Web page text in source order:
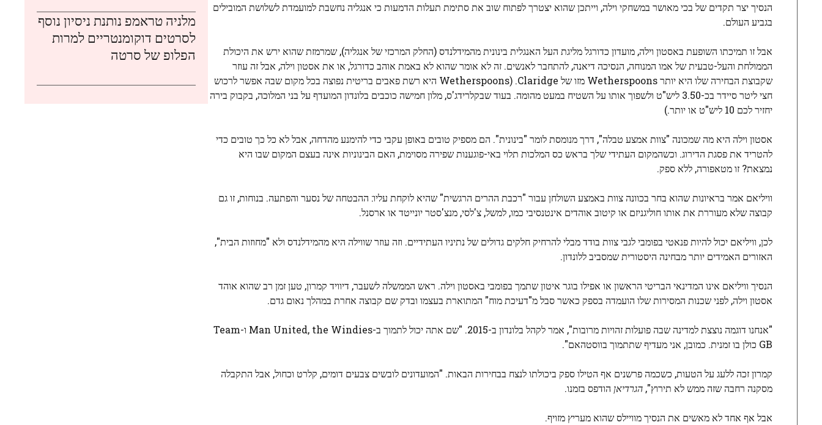
הנסיך יצר תקדים של בכי מאושר במשחקי וילה, וייתכן שהוא יצטרך לפתוח שוב את סתימת תעלות הדמעות כי אנגליה נחשבת למועמדת לשלושת המובילים
בגביע העולם.
אבל זו תמיכתו השופעת באסטון וילה, מועדון כדורגל מליגת העל האנגלית בינונית מהמידלנדס (החלק המרכזי של אנגליה), שמרמזת שהוא ירש את היכולת
הממולחת והעל-טבעית של אמו המנוחה, הנסיכה דיאנה, להתחבר לאנשים. זה לא אומר שהוא לא באמת אוהב כדורגל, או את אסטון וילה, אבל זה עוזר
שקבוצת הבחירה שלו היא יותר Wetherspoons מזו של Claridge. (Wetherspoons היא רשת פאבים בריטית נפוצה בכל מקום שבה אפשר לרכוש
חצי ליטר סיידר בכ-3.50 ליש"ט ולשפוך אותו על השטיח במעט מהומה. בעוד שבקלרידג'ס, מלון חמישה כוכבים בלונדון המועדף על בני המלוכה, בקבוק בירה
יחזיר לכם 10 ליש"ט או יותר.)
אסטון וילה היא מה שמכונה "צוות אמצע טבלה", דרך מנומסת לומר "בינונית". הם מספיק טובים באופן עקבי כדי להימנע מהדחה, אבל לא כל כך טובים כדי
להטריד את פסגת הדירוג. וכשהמקום העתידי שלך בראש כס המלכות תלוי באי-פוגענות שפירה מסוימת, האם הבינוניות אינה בעצם המקום שבו היא
נמצאת? זו מטאפורה, ללא ספק.
וויליאם אמר בראיונות שהוא בחר בכוונה צוות באמצע השולחן עבור "רכבת ההרים הרגשית" שהיא לוקחת עליו: ההבטחה של נסער והפתעה. בנוחות, זו גם
קבוצה שלא מעוררת את אותו חוליגניזם או קיטוב אוהדים אינטנסיבי כמו, למשל, צ'לסי, מנצ'סטר יונייטד או ארסנל.
לכן, וויליאם יכול להיות פנאטי בפומבי לגבי צוות בודד מבלי להרחיק חלקים גדולים של נתיניו העתידיים. וזה עוזר שווילה היא מהמידלנדס ולא "מחוזות הבית",
האזורים האמידים יותר מבחינה היסטורית שמסביב ללונדון.
הנסיך וויליאם אינו המדינאי הבריטי הראשון או אפילו בוגר איטון שתמך בפומבי באסטון וילה. ראש הממשלה לשעבר, דיוויד קמרון, טען זמן רב שהוא אוהד
אסטון וילה, לפני שכנות המסירות שלו הועמדה בספק כאשר סבל מ"דעיכת מוח" המתוארת בעצמו ובדק שם קבוצה אחרת במהלך נאום גדם.
"אנחנו דוגמה נוצצת למדינה שבה פועלות זהויות מרובות", אמר לקהל בלונדון ב-2015. "שם אתה יכול לתמוך ב-Man United, the Windies ו-Team
GB כולן בו זמנית. כמובן, אני מעדיף שתתמוך בווסטהאם".
קמרון זכה ללעג על הטעות, כשכמה פרשנים אף הטילו ספק ביכולתו לנצח בבחירות הבאות. "המועדונים לובשים צבעים דומים, קלרט וכחול, אבל התקבלה
מסקנה רחבה שזה ממש לא תירוץ", הגרדיאן הודפס בזמנו.
אבל אף אחד לא מאשים את הנסיך מוויילס שהוא מעריץ מזויף.
מלניה טראמפ נותנת ניסיון נוסף
לסרטים דוקומנטריים למרות
הפלופ של סרטה